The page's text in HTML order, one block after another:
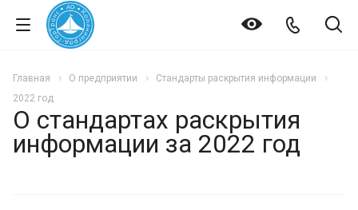
Главная О предприятии
Стандарты раскрытия информации
2022 год
О стандартах раскрытия
информации за 2022 год